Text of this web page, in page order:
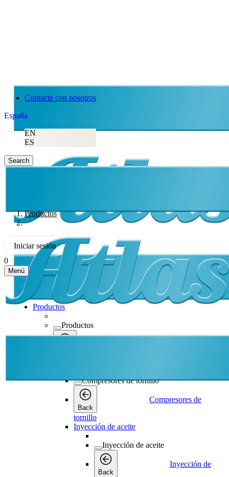
Contacte con nosotros
España
EN
ES
Search
Productos
Iniciar sesión
0
Menú
Productos
Productos
Compresores de tornillo
Back
Compresores de
tornillo
Inyección de aceite
Inyección de aceite
Back
Inyección de